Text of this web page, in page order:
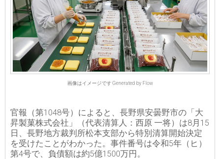
画像はイメージです Generated by Flow
官報（第1048号）によると、長野県安曇野市の「大
昇製菓株式会社」（代表清算人：西原 一将）は8月15
日、長野地方裁判所松本支部から特別清算開始決定
を受けたことがわかった。事件番号は令和5年（ヒ）
第4号で、負債額は約5億1500万円。